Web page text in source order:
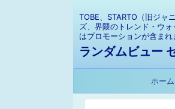
TOBE、STARTO（旧ジャ
ズ、界隈のトレンド・ウ
はプロモーションが含まれ
ランダムビュー
ホーム